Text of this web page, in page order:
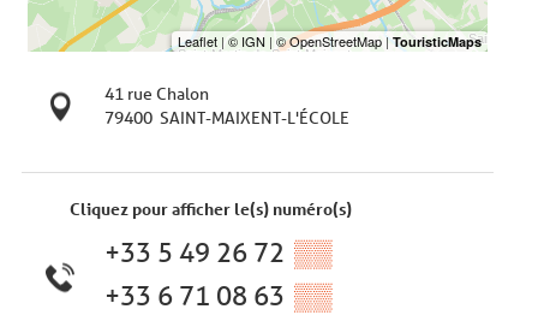
41 rue Chalon
79400 SAINT-MAIXENT-L'ÉCOLE
Cliquez pour afficher le(s) numéro(s)
+33 5 49 26 72 ▒▒
+33 6 71 08 63 ▒▒